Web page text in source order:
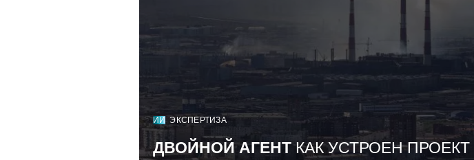
ИИ ЭКСПЕРТИЗА
ДВОЙНОЙ АГЕНТКАК УСТРОЕН ПРОЕКТ